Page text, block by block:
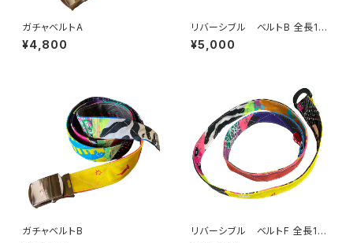
ガチャベルトA
¥4,800
リバーシブル ベルトB 全長115
cm 幅3.8cm
¥5,000
ガチャベルトB
リバーシブル ベルトF 全長112